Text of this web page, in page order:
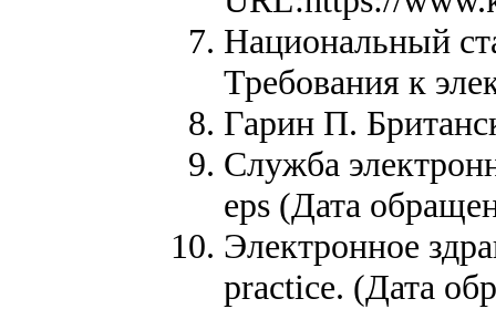
Национальный
Требования к
Гарин П.
Служба
eps (Дата
Электронное
practice. (Дата